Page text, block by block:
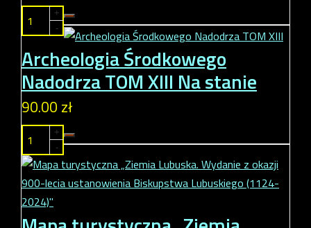
+
-
Archeologia Środkowego
Nadodrza TOM XIII Na stanie
90.00 zł
+
-